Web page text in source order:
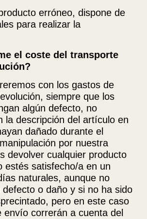
erróneo, dispone de
para realizar la
el coste del transporte
con los gastos de
siempre que los
algún defecto, no
la descripción del artículo en
dañado durante el
por nuestra
devolver cualquier producto
estés satisfecho/a en un
naturales, aunque no
defecto o daño y si no ha sido
pero en este caso
envío correrán a cuenta del